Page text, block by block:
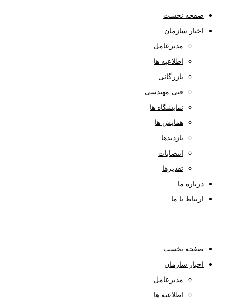
صفحه نخست
اخبار سازمان
مدیرعامل
اطلاعیه ها
بازرگانی
فنی مهندسی
نمایشگاه ها
همایش ها
بازدیدها
انتصابات
تقدیرها
درباره ما
ارتباط با ما
صفحه نخست
اخبار سازمان
مدیرعامل
اطلاعیه ها